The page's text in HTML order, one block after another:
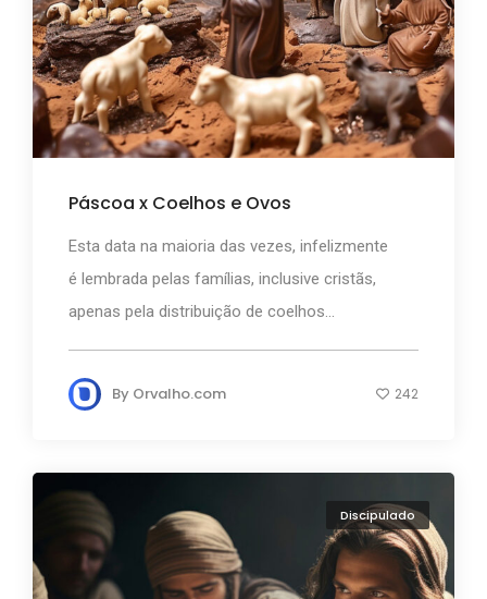
Páscoa x Coelhos e Ovos
Esta data na maioria das vezes, infelizmente
é lembrada pelas famílias, inclusive cristãs,
apenas pela distribuição de coelhos...
By Orvalho.com 242
Discipulado